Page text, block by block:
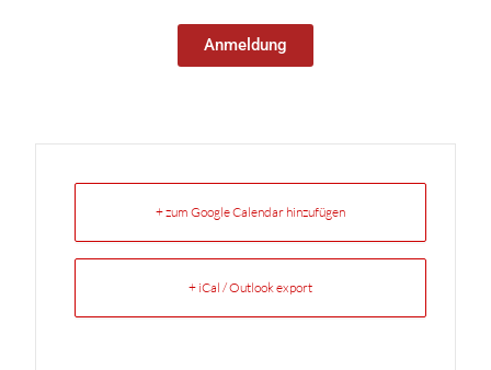
Anmeldung
+ zum Google Calendar hinzufügen
+ iCal / Outlook export